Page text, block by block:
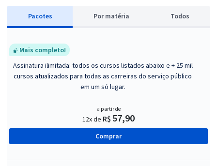
Pacotes Por matéria Todos
Mais completo!
Assinatura ilimitada: todos os cursos listados abaixo e + 25 mil
cursos atualizados para todas as carreiras do serviço público
em um só lugar.
a partir de
12x de R$ 57,90
Comprar